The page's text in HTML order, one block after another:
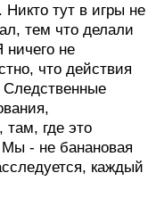
Никто тут в игры не
тем что делали
не
что действия
там, где это
- не банановая
каждый